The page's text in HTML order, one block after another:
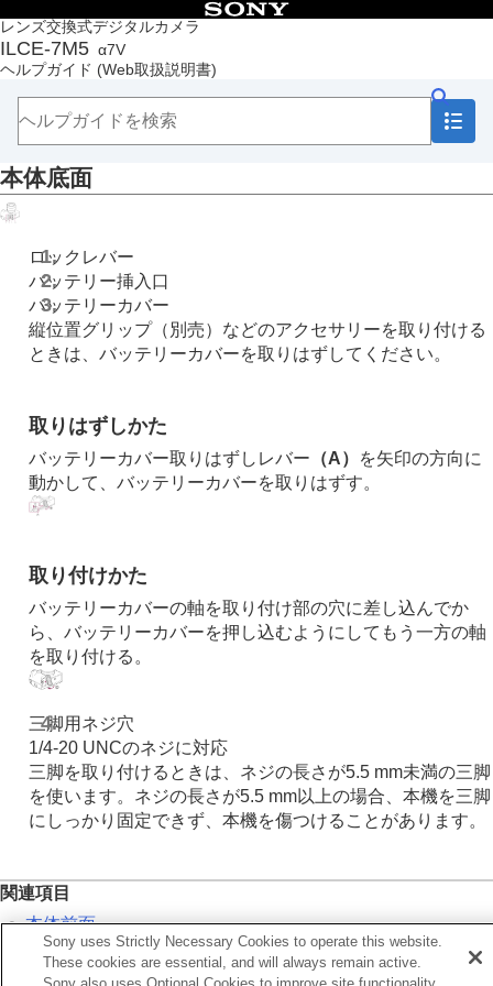
レンズ交換式デジタルカメラ
ILCE-7M5 α7V
ヘルプガイド (Web取扱説明書)
目次
トップページ
ヘルプガイドの使いかた
本体と付属品を確認する
本体前面
本体背面
本体底面
画面上の基本的なアイコン
タッチ機能アイコン
FE 28-70mm F3.5-5.6 OSSⅡ
本機の基本操作
MENU一覧から機能を探す
撮影機能を活用する
カメラをカスタマイズする
再生する
カメラの設定を変更する
クラウドサービスを利用する
故障かな？と思ったら
本体底面
ロックレバー
バッテリー挿入口
バッテリーカバー
縦位置グリップ（別売）などのアクセサリーを取り付ける
ときは、バッテリーカバーを取りはずしてください。
取りはずしかた
バッテリーカバー取りはずしレバー （A）
を矢印の方向に
動かして、バッテリーカバーを取りはずす。
取り付けかた
バッテリーカバーの軸を取り付け部の穴に差し込んでか
ら、バッテリーカバーを押し込むようにしてもう一方の軸
を取り付ける。
三脚用ネジ穴
1/4-20 UNCのネジに対応
三脚を取り付けるときは、ネジの長さが5.5 mm未満の三脚
を使います。ネジの長さが5.5 mm以上の場合、本機を三脚
にしっかり固定できず、本機を傷つけることがあります。
関連項目
本体前面
本体背面
Sony uses Strictly Necessary Cookies to operate this website.
These cookies are essential, and will always remain active.